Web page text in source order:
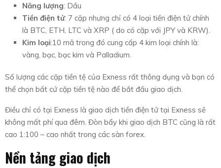
Năng lượng: Dầu
Tiền điện tử: 7 cặp nhưng chỉ có 4 loại tiền điện tử chính
là BTC, ETH, LTC và XRP ( do có cặp với JPY và KRW).
Kim loại:10 mã trong đó cung cấp 4 kim loại chính là:
vàng, bạc, bạc kim và Palladium.
Số lượng các cặp tiền tệ của Exness rất thông dụng và bạn có
thể chọn bất cứ cặp tiền tệ nào để bắt đầu giao dịch.
Điều chỉ có tại Exness là giao dịch tiền điện tử tại Exness sẽ
không mất phí qua đêm. Đòn bẩy khi giao dịch BTC cũng là rất
cao 1:100 – cao nhất trong các sàn forex.
Nền tảng giao dịch